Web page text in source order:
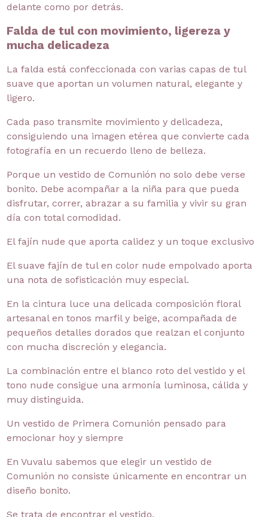
delante como por detrás.
Falda de tul con movimiento, ligereza y
mucha delicadeza
La falda está confeccionada con varias capas de tul
suave que aportan un volumen natural, elegante y
ligero.
Cada paso transmite movimiento y delicadeza,
consiguiendo una imagen etérea que convierte cada
fotografía en un recuerdo lleno de belleza.
Porque un vestido de Comunión no solo debe verse
bonito. Debe acompañar a la niña para que pueda
disfrutar, correr, abrazar a su familia y vivir su gran
día con total comodidad.
El fajín nude que aporta calidez y un toque exclusivo
El suave fajín de tul en color nude empolvado aporta
una nota de sofisticación muy especial.
En la cintura luce una delicada composición floral
artesanal en tonos marfil y beige, acompañada de
pequeños detalles dorados que realzan el conjunto
con mucha discreción y elegancia.
La combinación entre el blanco roto del vestido y el
tono nude consigue una armonía luminosa, cálida y
muy distinguida.
Un vestido de Primera Comunión pensado para
emocionar hoy y siempre
En Vuvalu sabemos que elegir un vestido de
Comunión no consiste únicamente en encontrar un
diseño bonito.
Se trata de encontrar el vestido.